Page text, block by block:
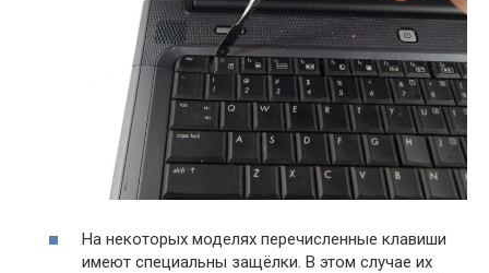
На некоторых моделях перечисленные клавиши
имеют специальны защёлки. В этом случае их